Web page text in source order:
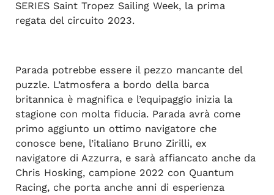
SERIES Saint Tropez Sailing Week, la prima
regata del circuito 2023.
Parada potrebbe essere il pezzo mancante del
puzzle. L’atmosfera a bordo della barca
britannica è magnifica e l’equipaggio inizia la
stagione con molta fiducia. Parada avrà come
primo aggiunto un ottimo navigatore che
conosce bene, l’italiano Bruno Zirilli, ex
navigatore di Azzurra, e sarà affiancato anche da
Chris Hosking, campione 2022 con Quantum
Racing, che porta anche anni di esperienza